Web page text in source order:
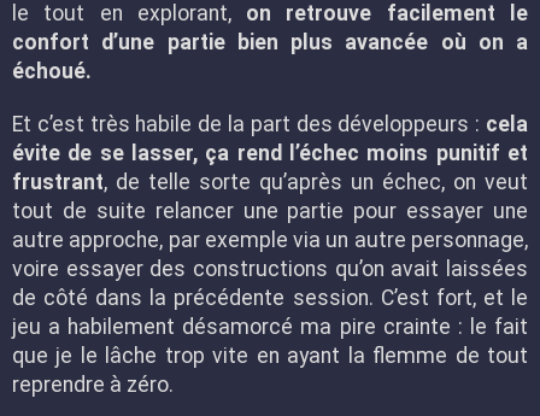
le tout en explorant, on retrouve facilement le
confort d’une partie bien plus avancée où on a
échoué.
Et c’est très habile de la part des développeurs : cela
évite de se lasser, ça rend l’échec moins punitif et
frustrant, de telle sorte qu’après un échec, on veut
tout de suite relancer une partie pour essayer une
autre approche, par exemple via un autre personnage,
voire essayer des constructions qu’on avait laissées
de côté dans la précédente session. C’est fort, et le
jeu a habilement désamorcé ma pire crainte : le fait
que je le lâche trop vite en ayant la flemme de tout
reprendre à zéro.